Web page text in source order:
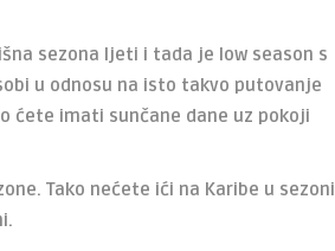
sezona ljeti i tada je low season s
u odnosu na isto takvo putovanje
ćete imati sunčane dane uz pokoji
Tako nećete ići na Karibe u sezoni